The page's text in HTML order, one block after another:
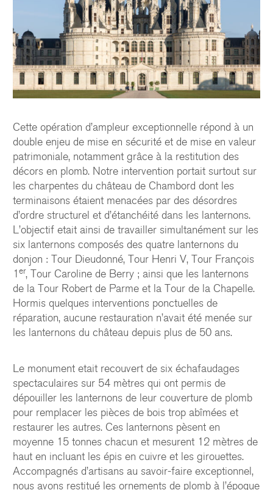
Cette opération d’ampleur exceptionnelle répond à un
double enjeu de mise en sécurité et de mise en valeur
patrimoniale, notamment grâce à la restitution des
décors en plomb. Notre intervention portait surtout sur
les charpentes du château de Chambord dont les
terminaisons étaient menacées par des désordres
d’ordre structurel et d’étanchéité dans les lanternons.
L’objectif etait ainsi de travailler simultanément sur les
six lanternons composés des quatre lanternons du
donjon : Tour Dieudonné, Tour Henri V, Tour François
1er, Tour Caroline de Berry ; ainsi que les lanternons
de la Tour Robert de Parme et la Tour de la Chapelle.
Hormis quelques interventions ponctuelles de
réparation, aucune restauration n’avait été menée sur
les lanternons du château depuis plus de 50 ans.
Le monument etait recouvert de six échafaudages
spectaculaires sur 54 mètres qui ont permis de
dépouiller les lanternons de leur couverture de plomb
pour remplacer les pièces de bois trop abîmées et
restaurer les autres. Ces lanternons pèsent en
moyenne 15 tonnes chacun et mesurent 12 mètres de
haut en incluant les épis en cuivre et les girouettes.
Accompagnés d’artisans au savoir-faire exceptionnel,
nous avons restitué les ornements de plomb à l’époque